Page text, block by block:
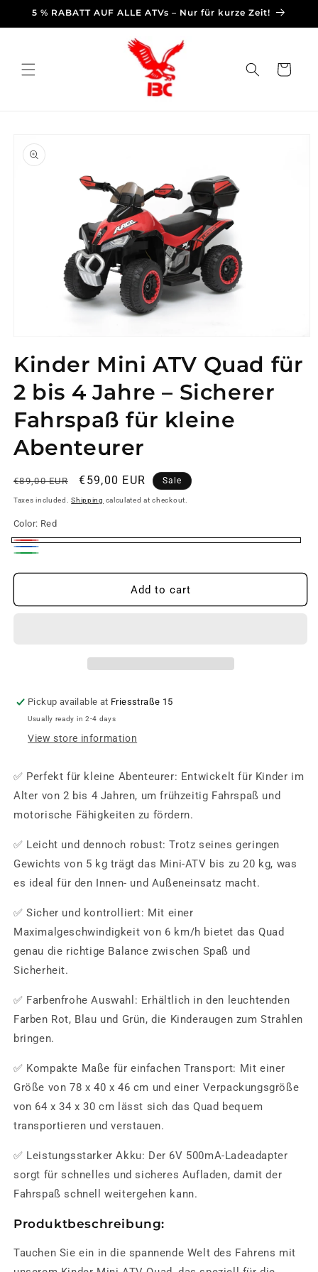
Skip to
5 % RABATT AUF ALLE ATVs – Nur für kurze Zeit!
Cart
product
information
1
in
modal
Kinder Mini ATV Quad für
2 bis 4 Jahre – Sicherer
Fahrspaß für kleine
Abenteurer
Regular
price
€89,00 EUR
Sale
price
€59,00 EUR Sale
Taxes included.Shipping calculated at checkout.
Color: Red
Red
Blue
Add to cart
Pickup available at Friesstraße 15
Usually ready in 2-4 days
View store information
✅ Perfekt für kleine Abenteurer: Entwickelt für Kinder im
Alter von 2 bis 4 Jahren, um frühzeitig Fahrspaß und
motorische Fähigkeiten zu fördern.
✅ Leicht und dennoch robust: Trotz seinesgeringen
Gewichts von 5 kg trägt das Mini-ATV bis zu20 kg, was
es ideal für den Innen- und Außeneinsatz macht.
✅Sicher und kontrolliert: Mit einer
Maximalgeschwindigkeit von 6 km/h bietet das Quad
genau die richtige Balance zwischen Spaß und
Sicherheit.
✅ Farbenfrohe Auswahl: Erhältlich in den leuchtenden
Farben Rot, Blau und Grün, die Kinderaugen zum Strahlen
bringen.
✅ Kompakte Maße für einfachen Transport: Mit einer
Größe von 78 x 40 x 46 cm und einer Verpackungsgröße
von 64 x 34 x 30 cm lässt sich das Quad bequem
transportieren und verstauen.
✅ Leistungsstarker Akku: Der 6V 500mA-Ladeadapter
sorgt für schnelles und sicheres Aufladen, damit der
Fahrspaß schnell weitergehen kann.
Produktbeschreibung:
Tauchen Sie ein in die spannende Welt des Fahrens mit